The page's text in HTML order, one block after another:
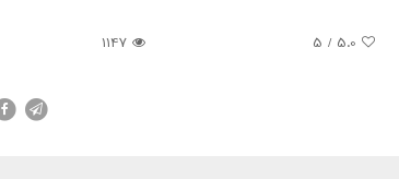
5.0
/
5
1147